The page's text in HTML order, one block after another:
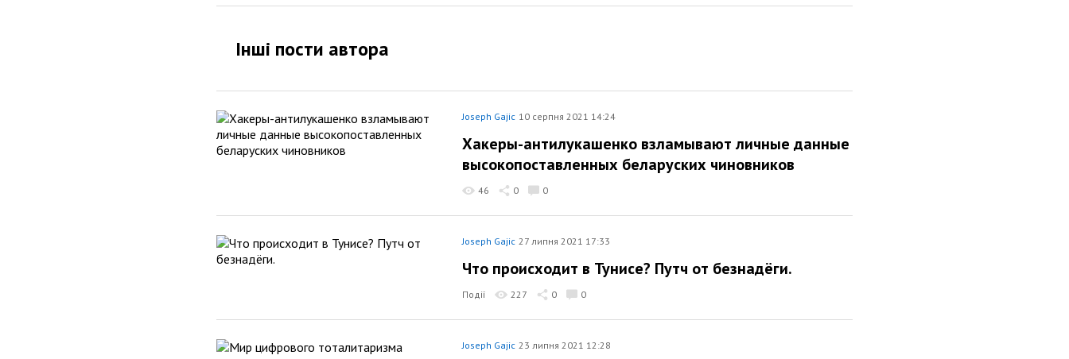
Інші пости автора
Joseph Gajic 10 серпня 2021 14:24
Хакеры-антилукашенко взламывают личные данные
высокопоставленных беларуских чиновников
46 0 0
Joseph Gajic 27 липня 2021 17:33
Что происходит в Тунисе? Путч от безнадёги.
Події 227 0 0
Joseph Gajic 23 липня 2021 12:28